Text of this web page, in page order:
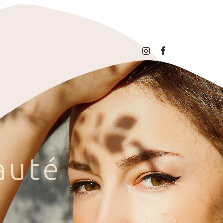
uté